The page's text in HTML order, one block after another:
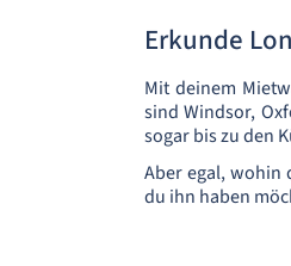
Erkunde
Mit deinem
sind Windsor,
sogar bis zu den
Aber egal, wohin
du ihn haben